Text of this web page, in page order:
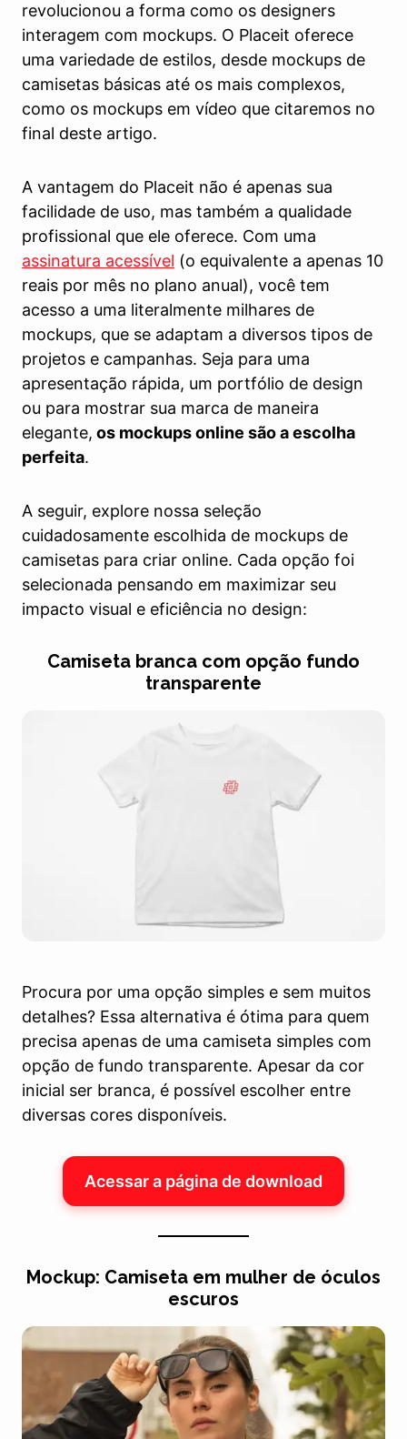
revolucionou a forma como os designers
interagem com mockups. O Placeit oferece
uma variedade de estilos, desde mockups de
camisetas básicas até os mais complexos,
como os mockups em vídeo que citaremos no
final deste artigo.
A vantagem do Placeit não é apenas sua
facilidade de uso, mas também a qualidade
profissional que ele oferece. Com uma
assinatura acessível (o equivalente a apenas 10
reais por mês no plano anual), você tem
acesso a uma literalmente milhares de
mockups, que se adaptam a diversos tipos de
projetos e campanhas. Seja para uma
apresentação rápida, um portfólio de design
ou para mostrar sua marca de maneira
elegante, os mockups online são a escolha
perfeita.
A seguir, explore nossa seleção
cuidadosamente escolhida de mockups de
camisetas para criar online. Cada opção foi
selecionada pensando em maximizar seu
impacto visual e eficiência no design:
Camiseta branca com opção fundo
transparente
Procura por uma opção simples e sem muitos
detalhes? Essa alternativa é ótima para quem
precisa apenas de uma camiseta simples com
opção de fundo transparente. Apesar da cor
inicial ser branca, é possível escolher entre
diversas cores disponíveis.
Acessar a página de download
Mockup: Camiseta em mulher de óculos
escuros